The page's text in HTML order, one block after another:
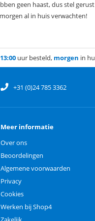
geen haast, dus stel
al in huis verwachten!
13:00 uur besteld, morgen in
+31 (0)24 785 3362
Meer informatie
Over ons
Beoordelingen
Algemene voorwaarden
Privacy
Cookies
Werken bij Shop4